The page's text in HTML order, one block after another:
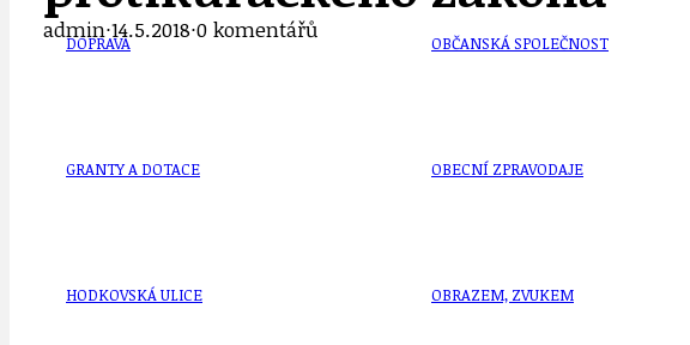
DOPRAVA
GRANTY A DOTACE
HODKOVSKÁ ULICE
OBČANSKÁ SPOLEČNOST
OBECNÍ ZPRAVODAJE
OBRAZEM, ZVUKEM
admin·14.5.2018·0 komentářů